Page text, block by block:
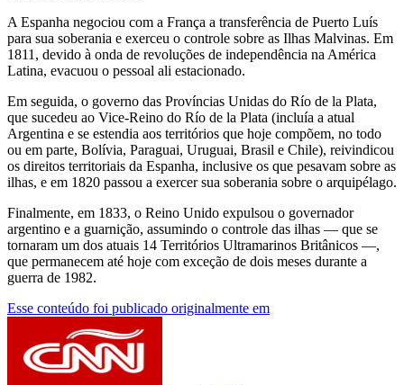
A Espanha negociou com a França a transferência de Puerto Luís
para sua soberania e exerceu o controle sobre as Ilhas Malvinas. Em
1811, devido à onda de revoluções de independência na América
Latina, evacuou o pessoal ali estacionado.
Em seguida, o governo das Províncias Unidas do Río de la Plata,
que sucedeu ao Vice-Reino do Río de la Plata (incluía a atual
Argentina e se estendia aos territórios que hoje compõem, no todo
ou em parte, Bolívia, Paraguai, Uruguai, Brasil e Chile), reivindicou
os direitos territoriais da Espanha, inclusive os que pesavam sobre as
ilhas, e em 1820 passou a exercer sua soberania sobre o arquipélago.
Finalmente, em 1833, o Reino Unido expulsou o governador
argentino e a guarnição, assumindo o controle das ilhas — que se
tornaram um dos atuais 14 Territórios Ultramarinos Britânicos —,
que permanecem até hoje com exceção de dois meses durante a
guerra de 1982.
Esse conteúdo foi publicado originalmente em